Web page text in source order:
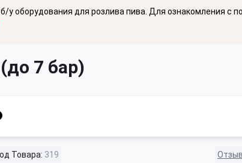
у оборудования для розлива пива. Для ознакомления с
7 бар)
Товара: 319